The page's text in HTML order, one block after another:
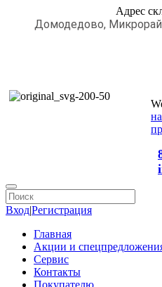
Адрес
Домодедово,
Вход|Регистрация
Главная
Акции и
Сервис
Контакты
Покупателю